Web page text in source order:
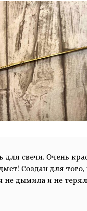
для свечи. Очень
Создан для того,
не дымила и не